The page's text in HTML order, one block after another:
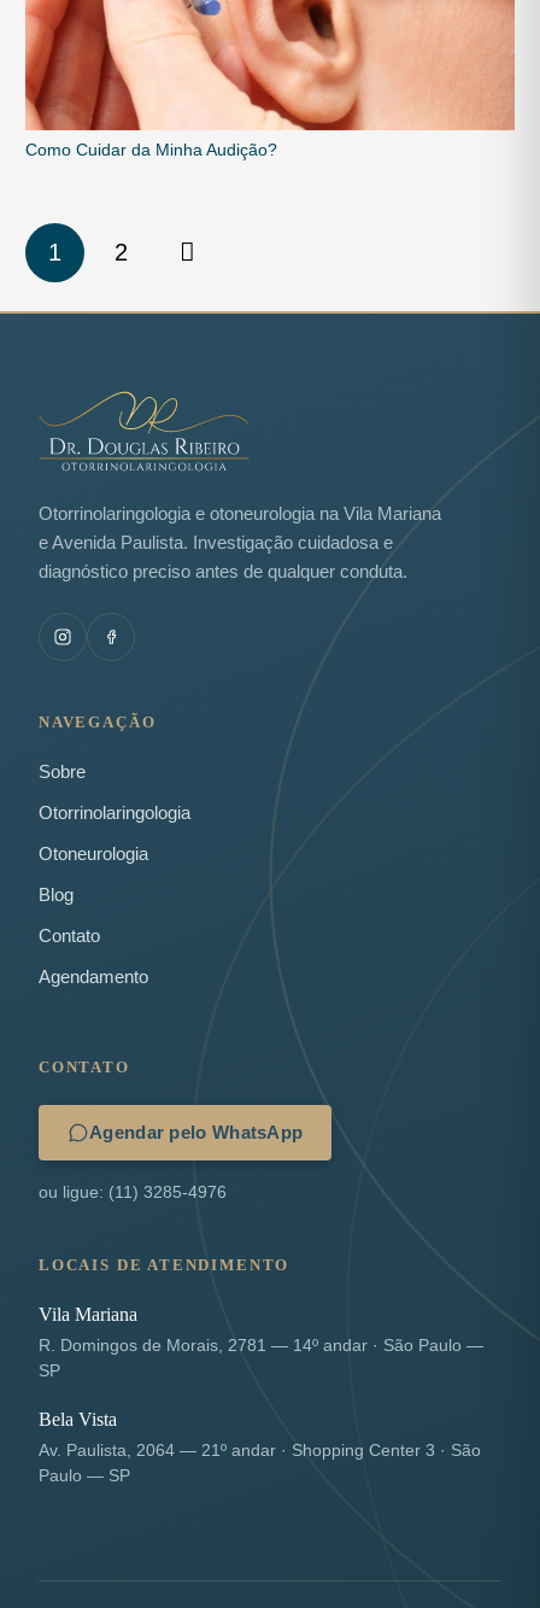
Como Cuidar da Minha Audição?
1 2
Otorrinolaringologia e otoneurologia na Vila Mariana
e Avenida Paulista. Investigação cuidadosa e
diagnóstico preciso antes de qualquer conduta.
NAVEGAÇÃO
Sobre
Otorrinolaringologia
Otoneurologia
Blog
Contato
Agendamento
CONTATO
Agendar pelo WhatsApp
ou ligue: (11) 3285-4976
LOCAIS DE ATENDIMENTO
Vila Mariana
R. Domingos de Morais, 2781 — 14º andar · São Paulo —
SP
Bela Vista
Av. Paulista, 2064 — 21º andar · Shopping Center 3 · São
Paulo — SP